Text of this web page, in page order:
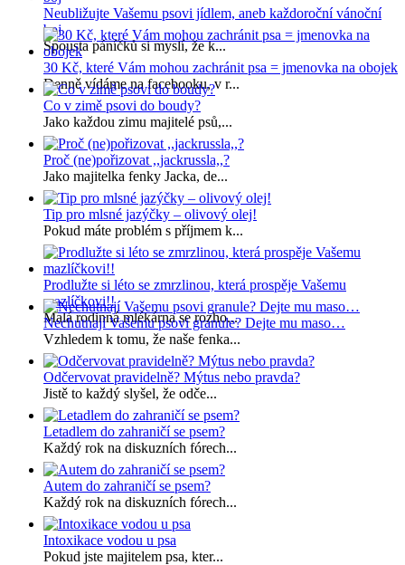
Neubližujte Vašemu psovi jídlem, aneb každoroční vánoční
boj
Spousta páníčků si myslí, že k...
30 Kč, které Vám mohou zachránit psa = jmenovka na obojek
Denně vídáme na facebooku, v r...
Co v zimě psovi do boudy?
Jako každou zimu majitelé psů,...
Proč (ne)pořizovat ,,jackrussla,,?
Jako majitelka fenky Jacka, de...
Tip pro mlsné jazýčky – olivový olej!
Pokud máte problém s příjmem k...
Prodlužte si léto se zmrzlinou, která prospěje Vašemu
mazlíčkovi!!
Malá rodinná mlékárna se rozho...
Nechutnají Vašemu psovi granule? Dejte mu maso…
Vzhledem k tomu, že naše fenka...
Odčervovat pravidelně? Mýtus nebo pravda?
Jistě to každý slyšel, že odče...
Letadlem do zahraničí se psem?
Každý rok na diskuzních fórech...
Autem do zahraničí se psem?
Každý rok na diskuzních fórech...
Intoxikace vodou u psa
Pokud jste majitelem psa, kter...